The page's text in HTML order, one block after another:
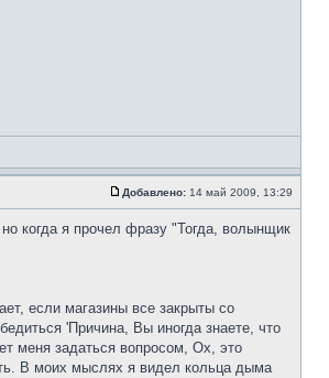
Добавлено: 14 май 2009, 13:29
когда я прочел фразу "Тогда, волынщик
если магазины все закрыты со
'Причина, Вы иногда знаете, что
меня задаться вопросом, Ох, это
В моих мыслях я видел кольца дыма